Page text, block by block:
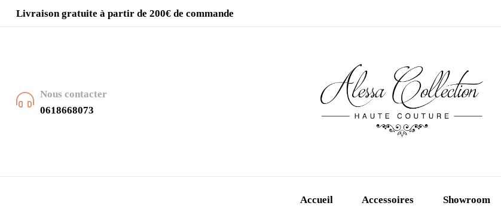
Livraison gratuite à partir de 200€ de commande
Nous contacter
0618668073
Accueil Accessoires Showroom